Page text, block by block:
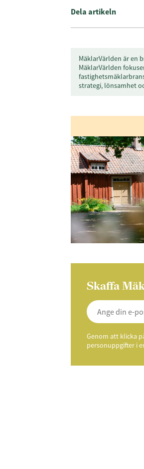
Dela artikeln
MäklarVärlden är en
MäklarVärlden
strategi, lönsamhet
Skaffa
Genom att klicka
personuppgifter i